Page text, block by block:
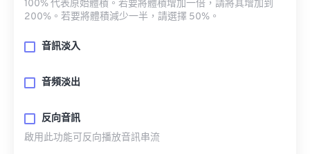
100% 代表原始體積。若要將體積增加一倍，請將其增加到
200%。若要將體積減少一半，請選擇 50%。
音訊淡入
音頻淡出
反向音訊
啟用此功能可反向播放音訊串流